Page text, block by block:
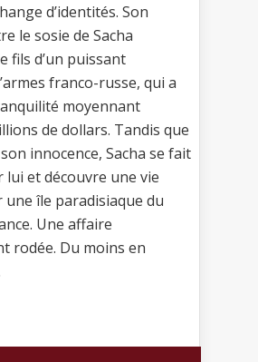
d’identités. Son
le sosie de Sacha
fils d’un puissant
franco-russe, qui a
moyennant
de dollars. Tandis que
innocence, Sacha se fait
lui et découvre une vie
une île paradisiaque du
Une affaire
rodée. Du moins en